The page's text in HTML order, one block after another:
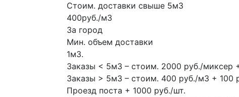
Стоим. доставки свыше 5м3
400руб./м3
За город
Мин. объем доставки
1м3.
Заказы < 5м3 – стоим. 2000 руб./миксер
Заказы > 5м3 – стоим. 400 руб./м3 + 100
Проезд поста + 1000 руб./шт.